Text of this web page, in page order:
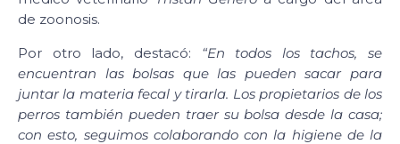
de zoonosis.
Por otro lado, destacó: “En todos los tachos, se
encuentran las bolsas que las pueden sacar para
juntar la materia fecal y tirarla. Los propietarios de los
perros también pueden traer su bolsa desde la casa;
con esto, seguimos colaborando con la higiene de la